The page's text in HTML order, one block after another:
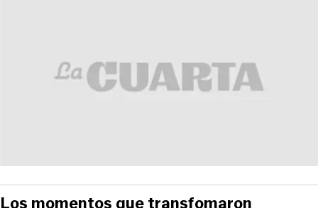
Los momentos que transfomaron